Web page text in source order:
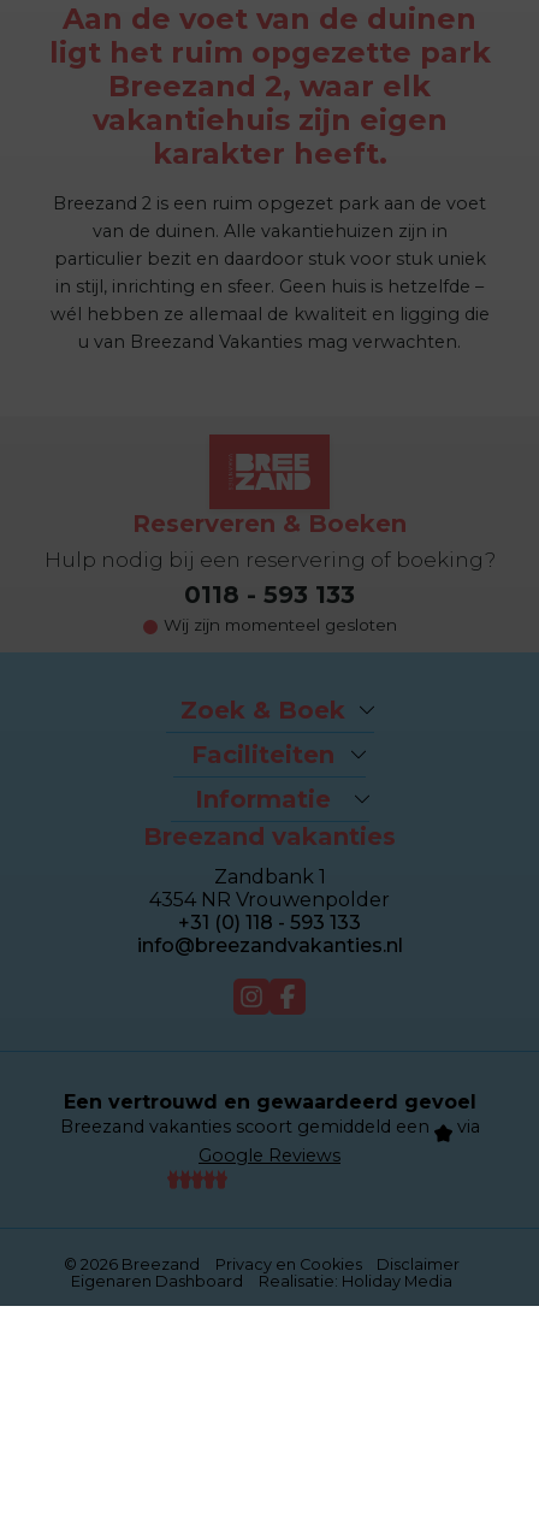
Aan de voet van de duinen
ligt het ruim opgezette park
Breezand 2, waar elk
vakantiehuis zijn eigen
karakter heeft.
Breezand 2 is een ruim opgezet park aan de voet
van de duinen. Alle vakantiehuizen zijn in
particulier bezit en daardoor stuk voor stuk uniek
in stijl, inrichting en sfeer. Geen huis is hetzelfde –
wél hebben ze allemaal de kwaliteit en ligging die
u van Breezand Vakanties mag verwachten.
Reserveren & Boeken
Hulp nodig bij een reservering of boeking?
0118 - 593 133
Wij zijn momenteel gesloten
Zoek & Boek
Arrangementen
Last-minutes
Vakantiehuizen
Appartementen
Sealofts
Groepshuizen
Duinhotel
Faciliteiten
Het strand
Fietsverhuur
Brasserie Dune
Breezand Gym
Massage en Beauty
Tennisbaan
Informatie
Contact & Route
Eigenaren login
Over Breezand
Giftcard
Vacatures
Webcam
Breezand vakanties
Zandbank 1
4354 NR Vrouwenpolder
+31 (0) 118 - 593 133
info@breezandvakanties.nl
Een vertrouwd en gewaardeerd gevoel
Breezand vakanties scoort gemiddeld een
via
Google Reviews
© 2026 Breezand Privacy en Cookies
Disclaimer
Eigenaren Dashboard
Realisatie: Holiday Media